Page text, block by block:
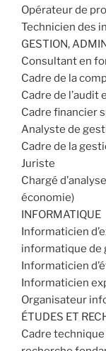
Opérateur de
Technicien des
GESTION,
Consultant en
Cadre de la
Cadre de
Cadre financier
Analyste de
Cadre de la
Juriste
Chargé
économie)
INFORMATIQUE
Informaticien
informatique de
Informaticien
Informaticien
Organisateur
ÉTUDES ET
Cadre